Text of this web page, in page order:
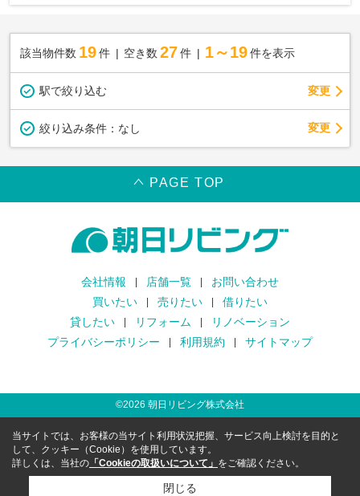
該当物件数 19件 空き数 27 件 1～19 件を表示
駅で絞り込む 変更
絞り込み条件： なし 変更
PAGE TOP
会社情報 店舗一覧
お問い合わせ
買いたい
売りたい
借りたい
貸したい
リフォーム
リノベーション
プライバシーポリシー
利用規約 サイトマップ
©2026 朝日リビング株式会社
当サイトでは、お客様の当サイト利用状況把握、サービス向上検討を目的と
して、クッキー（Cookie）を使用しています。
詳しくは、当社の 「Cookieの取扱いについて」 をご確認ください。
閉じる